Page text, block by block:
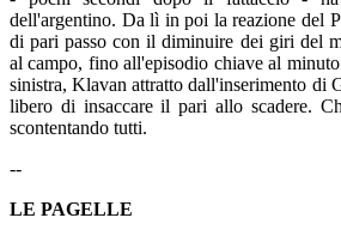
dell'argentino. Da lì in poi la reazione del
di pari passo con il diminuire dei giri del
al campo, fino all'episodio chiave al
sinistra, Klavan attratto dall'inserimento di
libero di insaccare il pari allo scadere.
scontentando tutti.
--
LE PAGELLE